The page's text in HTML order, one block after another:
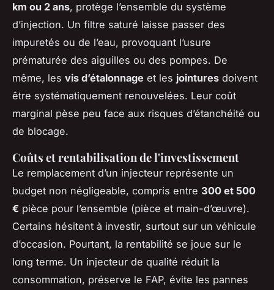
km ou 2 ans, protège l’ensemble du système
d’injection. Un filtre saturé laisse passer des
impuretés ou de l’eau, provoquant l’usure
prématurée des aiguilles ou des pompes. De
même, les vis d’étalonnage et les jointures doivent
être systématiquement renouvelées. Leur coût
marginal pèse peu face aux risques d’étanchéité ou
de blocage.
Coûts et rentabilisation de l'investissement
Le remplacement d’un injecteur représente un
budget non négligeable, compris entre 300 et 500
€ pièce pour l’ensemble (pièce et main-d’œuvre).
Certains hésitent à investir, surtout sur un véhicule
d’occasion. Pourtant, la rentabilité se joue sur le
long terme. Un injecteur de qualité réduit la
consommation, préserve le FAP, évite les pannes